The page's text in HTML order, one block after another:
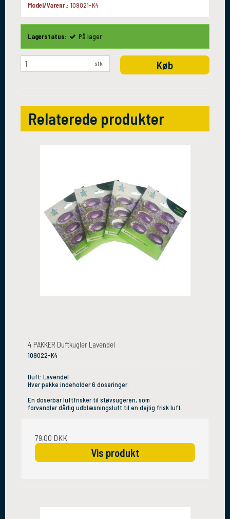
Model/Varenr.: 109021-K4
Lagerstatus: På lager
stk. Køb
Relaterede produkter
4 PAKKER Duftkugler Lavendel
109022-K4
Duft: Lavendel
Hver pakke indeholder 6 doseringer.
En doserbar luftfrisker til støvsugeren, som
forvandler dårlig udblæsningsluft til en dejlig frisk luft.
79,00 DKK
Vis produkt